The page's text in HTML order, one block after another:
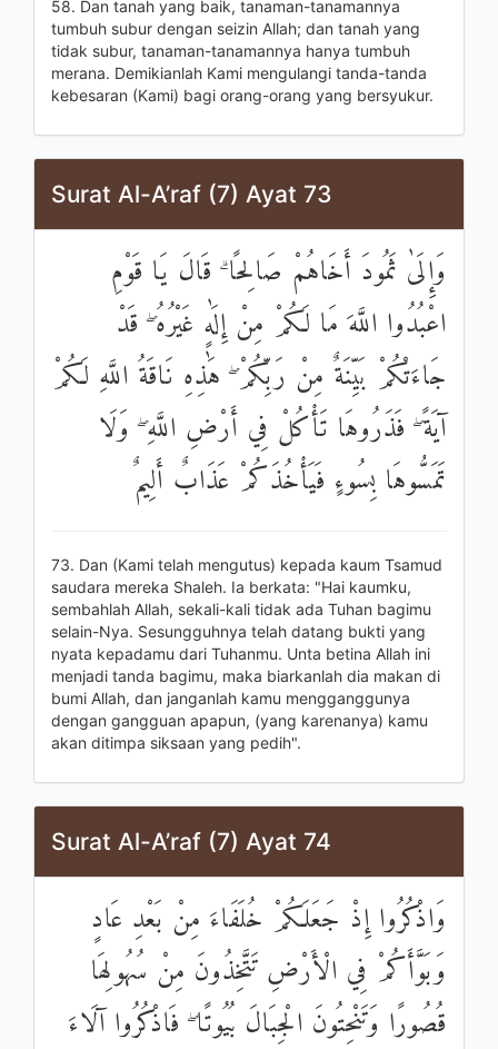
58. Dan tanah yang baik, tanaman-tanamannya
tumbuh subur dengan seizin Allah; dan tanah yang
tidak subur, tanaman-tanamannya hanya tumbuh
merana. Demikianlah Kami mengulangi tanda-tanda
kebesaran (Kami) bagi orang-orang yang bersyukur.
Surat Al-A’raf (7) Ayat 73
وَإِلَىٰ ثَمُودَ أَخَاهُمْ صَالِحًا ۗ قَالَ يَا قَوْمِ
اعْبُدُوا اللَّهَ مَا لَكُمْ مِنْ إِلَٰهٍ غَيْرُهُ ۖ قَدْ
جَاءَتْكُمْ بَيِّنَةٌ مِنْ رَبِّكُمْ ۖ هَٰذِهِ نَاقَةُ اللَّهِ لَكُمْ
آيَةً ۖ فَذَرُوهَا تَأْكُلْ فِي أَرْضِ اللَّهِ ۖ وَلَا
تَمَسُّوهَا بِسُوءٍ فَيَأْخُذَكُمْ عَذَابٌ أَلِيمٌ
73. Dan (Kami telah mengutus) kepada kaum Tsamud
saudara mereka Shaleh. Ia berkata: "Hai kaumku,
sembahlah Allah, sekali-kali tidak ada Tuhan bagimu
selain-Nya. Sesungguhnya telah datang bukti yang
nyata kepadamu dari Tuhanmu. Unta betina Allah ini
menjadi tanda bagimu, maka biarkanlah dia makan di
bumi Allah, dan janganlah kamu mengganggunya
dengan gangguan apapun, (yang karenanya) kamu
akan ditimpa siksaan yang pedih".
Surat Al-A’raf (7) Ayat 74
وَاذْكُرُوا إِذْ جَعَلَكُمْ خُلَفَاءَ مِنْ بَعْدِ عَادٍ
وَبَوَّأَكُمْ فِي الْأَرْضِ تَتَّخِذُونَ مِنْ سُهُولِهَا
قُصُورًا وَتَنْحِتُونَ الْجِبَالَ بُيُوتًا ۖ فَاذْكُرُوا آلَاءَ